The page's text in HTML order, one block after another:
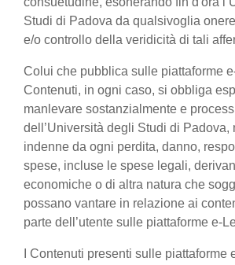
Studi di Padova da qualsivoglia
e/o controllo della veridicità di tali
Colui che pubblica sulle piattaforme
Contenuti, in ogni caso, si obbliga
manlevare sostanzialmente e
dell’Università degli Studi di Padova,
indenne da ogni perdita, danno,
spese, incluse le spese legali,
economiche o di altra natura che
possano vantare in relazione ai
parte dell’utente sulle piattaforme e-
I Contenuti presenti sulle piattaforme